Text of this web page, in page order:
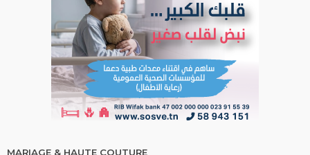
MARIAGE & HAUTE COUTURE